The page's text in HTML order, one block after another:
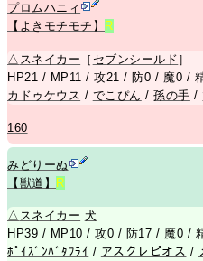
プロムハニィ
【よきモチモチ】
R
△ スネイカー ［ セブンシールド ］
HP21 / MP11 / 攻21 / 防0 / 魔0 /
カドゥケウス / でこぴん /孫の手 /
160
みどりーぬ
【獣道】
R
△ スネイカー 犬
HP39 / MP10 / 攻0 / 防17 / 魔0 /
ﾎﾟｲｽﾞﾝﾊﾞﾀﾌﾗｲ / アスクレピオス /